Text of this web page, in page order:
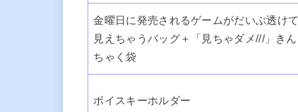
金曜日に発売されるゲームがだいぶ透けて
見えちゃうバッグ＋「見ちゃダメ///」きん
ちゃく袋
ボイスキーホルダー